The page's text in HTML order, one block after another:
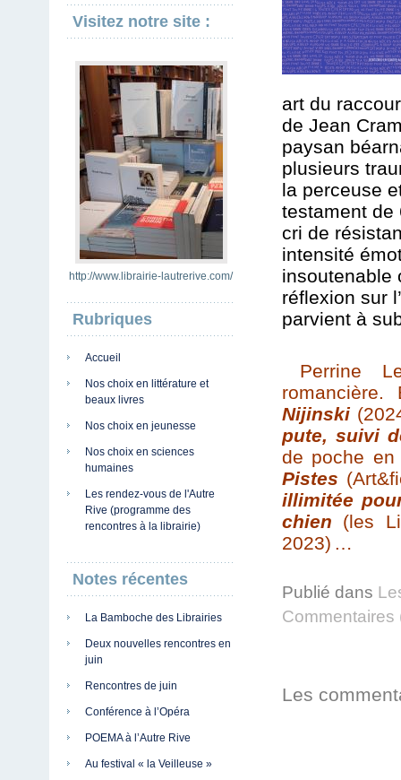
Visitez notre site :
http://www.librairie-lautrerive.com/
Rubriques
Accueil
Nos choix en littérature et
beaux livres
Nos choix en jeunesse
Nos choix en sciences
humaines
Les rendez-vous de l'Autre
Rive (programme des
rencontres à la librairie)
Notes récentes
La Bamboche des Librairies
Deux nouvelles rencontres en
juin
Rencontres de juin
Conférence à l’Opéra
POEMA à l’Autre Rive
Au festival « la Veilleuse »
art du
de Jean
paysan
plusieurs
la perceuse
testament de
cri de
intensité
insoutenable
réflexion sur
parvient à
Perrine
Nijinski
pute, suivi
de poche en
Pistes
illimitée
chien (les
2023) …
Publié dans
Commentaires
Les